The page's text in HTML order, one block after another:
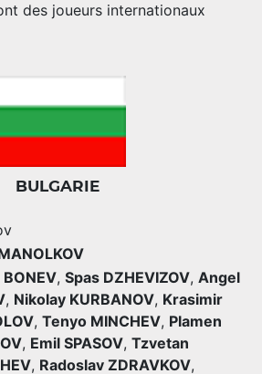
des joueurs internationaux
BULGARIE
, Spas DZHEVIZOV, Angel
, Nikolay KURBANOV, Krasimir
, Tenyo MINCHEV, Plamen
, Emil SPASOV, Tzvetan
, Radoslav ZDRAVKOV,